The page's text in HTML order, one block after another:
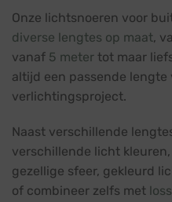
Onze lichtsnoeren voor
diverse lengtes op maat,
vanaf 5 meter tot maar
altijd een passende lengte
verlichtingsproject.
Naast verschillende
verschillende licht
gezellige sfeer, gekleurd
of combineer zelfs met